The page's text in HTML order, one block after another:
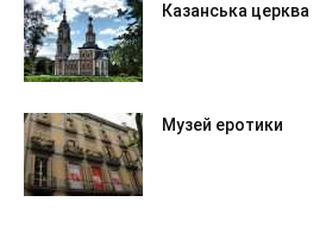
Казанська церква
Музей еротики